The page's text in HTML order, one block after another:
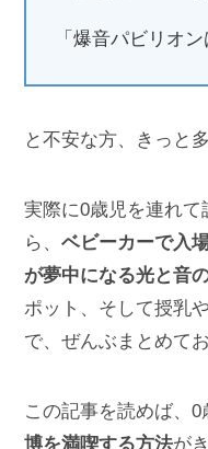
「爆音パビリオ
と不安な方、きっと
実際に0歳児を連れ
ら、ベビーカーで入
が夢中になる光と音
ポット、そして授乳
で、ぜんぶまとめて
この記事を読めば、
博を満喫する方法が